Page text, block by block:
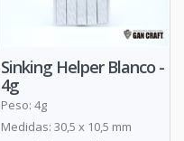
Sinking Helper Blanco -
4g
Peso: 4g
Medidas: 30,5 x 10,5 mm